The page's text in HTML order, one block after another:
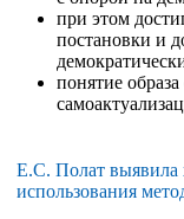
при этом
постановки и
понятие
Е.С. Полат выявила
использования